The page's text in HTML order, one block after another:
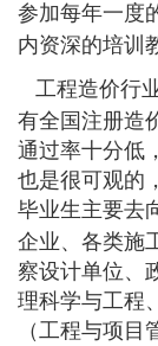
参加每年一度
内资深的培训
工程造价行
有全国注册造
通过率十分低
也是很可观的
毕业生主要去
企业、各类施
察设计单位、
理科学与工程
（工程与项